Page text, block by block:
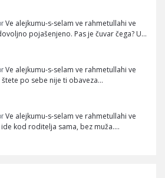
Ve alejkumu-s-selam ve rahmetullahi ve
pojašenjeno. Pas je čuvar čega? U…
Ve alejkumu-s-selam ve rahmetullahi ve
po sebe nije ti obaveza…
Ve alejkumu-s-selam ve rahmetullahi ve
kod roditelja sama, bez muža.…